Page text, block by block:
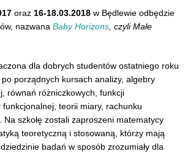
oraz 16-18.03.2018 w Będlewie odbędzie
nazwana Baby Horizons , czyli Małe
dla dobrych studentów ostatniego roku
porządnych kursach analizy, algebry
równań różniczkowych, funkcji
teorii miary, rachunku
szkołę zostali zaproszeni matematycy
teoretyczną i stosowaną, którzy mają
badań w sposób zrozumiały dla